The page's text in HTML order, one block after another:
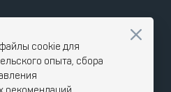
cookie для
опыта, сбора